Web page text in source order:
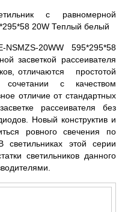
с равномерной
20W Теплый белый
NSMZS-20WW 595*295*58
засветкой рассеивателя
отличаются простотой
с качеством
отличие от стандартных
рассеивателя без
Новый конструктив и
ровного свечения по
светильниках этой серии
светильников данного